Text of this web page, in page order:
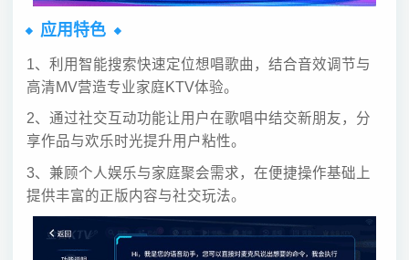
应用特色
1、利用智能搜索快速定位想唱歌曲，结合音效调节与
高清MV营造专业家庭KTV体验。
2、通过社交互动功能让用户在歌唱中结交新朋友，分
享作品与欢乐时光提升用户粘性。
3、兼顾个人娱乐与家庭聚会需求，在便捷操作基础上
提供丰富的正版内容与社交玩法。